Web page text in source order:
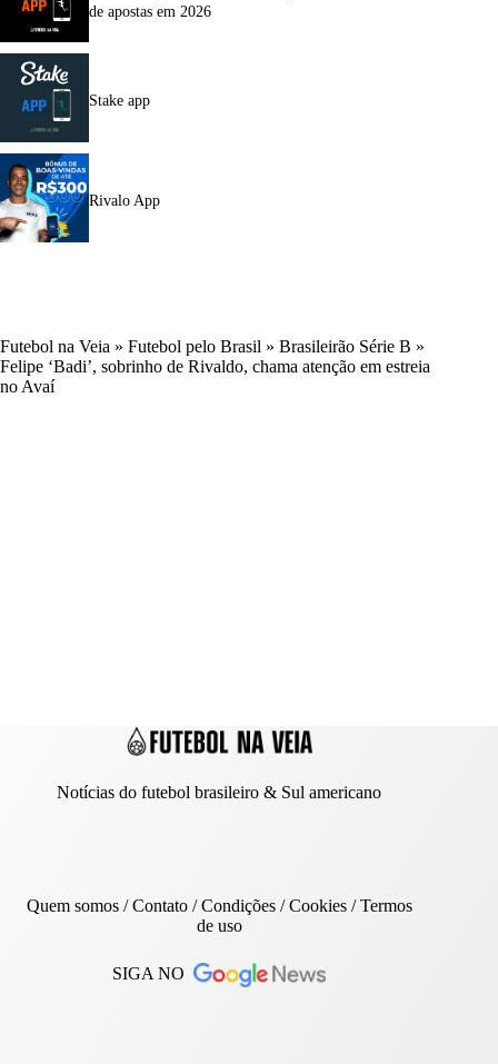
de apostas em 2026
Stake app
Rivalo App
Futebol na Veia » Futebol pelo Brasil » Brasileirão Série B »
Felipe ‘Badi’, sobrinho de Rivaldo, chama atenção em estreia
no Avaí
Notícias do futebol brasileiro & Sul americano
Quem somos/Contato/ Condições /Cookies/Termos
de uso
SIGA NO